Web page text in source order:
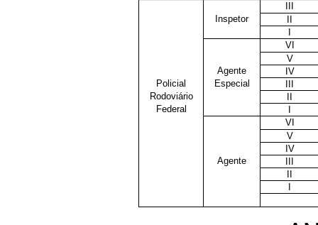
Inspetor
VI
V
Agente
IV
Policial
Especial
Rodoviário
Federal
VI
V
IV
Agente